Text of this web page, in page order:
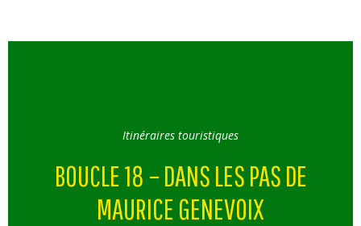
Itinéraires touristiques
BOUCLE 18 – DANS LES PAS DE
MAURICE GENEVOIX